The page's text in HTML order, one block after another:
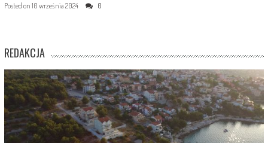
Posted on 10 września 2024 0
REDAKCJA